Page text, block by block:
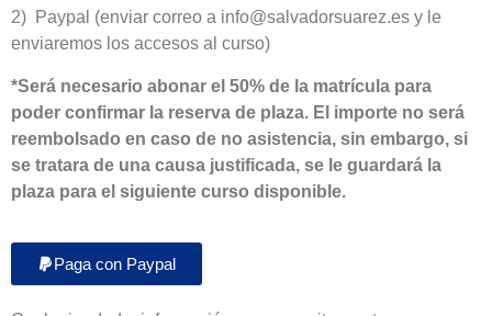
2) Paypal (enviar correo a info@salvadorsuarez.es y le
enviaremos los accesos al curso)
*Será necesario abonar el 50% de la matrícula para
poder confirmar la reserva de plaza. El importe no será
reembolsado en caso de no asistencia, sin embargo, si
se tratara de una causa justificada, se le guardará la
plaza para el siguiente curso disponible.
Paga con Paypal